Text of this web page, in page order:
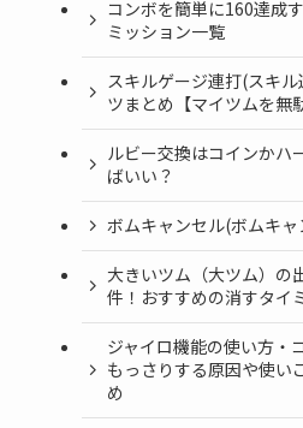
コンボを簡単に160達成
ミッション一覧
スキルゲージ連打(スキ
ツまとめ【マイツムを無
ルビー交換はコインかハ
ばいい？
ボムキャンセル(ボムキ
大きいツム（大ツム）の
件！おすすめの消すタイ
ジャイロ機能の使い方・
もっさりする原因や使い
め